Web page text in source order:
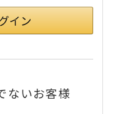
ないお客様